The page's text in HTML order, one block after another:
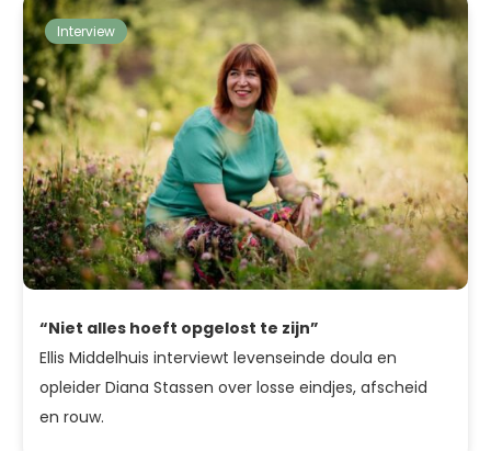
Interview
“Niet alles hoeft opgelost te zijn”
Ellis Middelhuis interviewt levenseinde doula en
opleider Diana Stassen over losse eindjes, afscheid
en rouw.